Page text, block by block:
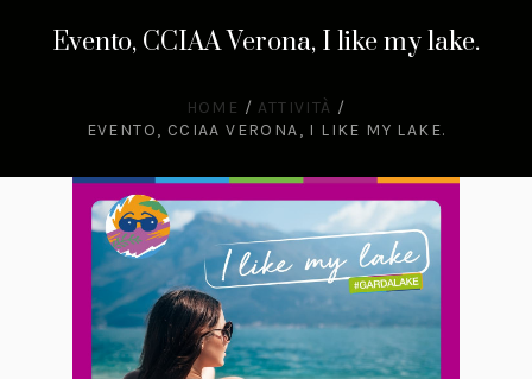
Evento, CCIAA Verona, I like my lake.
HOME / ATTIVITÀ /
EVENTO, CCIAA VERONA, I LIKE MY LAKE.